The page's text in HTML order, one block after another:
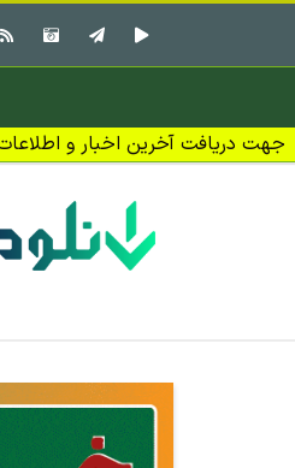
جهت دریافت آخرین اخبار و اطلاعات